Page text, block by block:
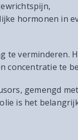
hormonen in
te verminderen.
concentratie te
gemengd
is het